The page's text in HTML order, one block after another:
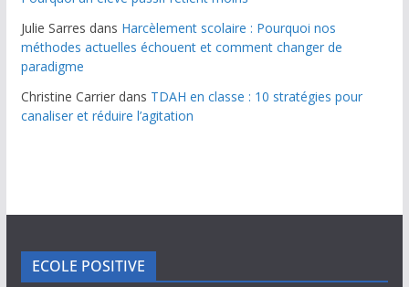
Julie Sarres dans Harcèlement scolaire : Pourquoi nos
méthodes actuelles échouent et comment changer de
paradigme
Christine Carrierdans TDAH en classe : 10 stratégies pour
canaliser et réduire l’agitation
ECOLE POSITIVE